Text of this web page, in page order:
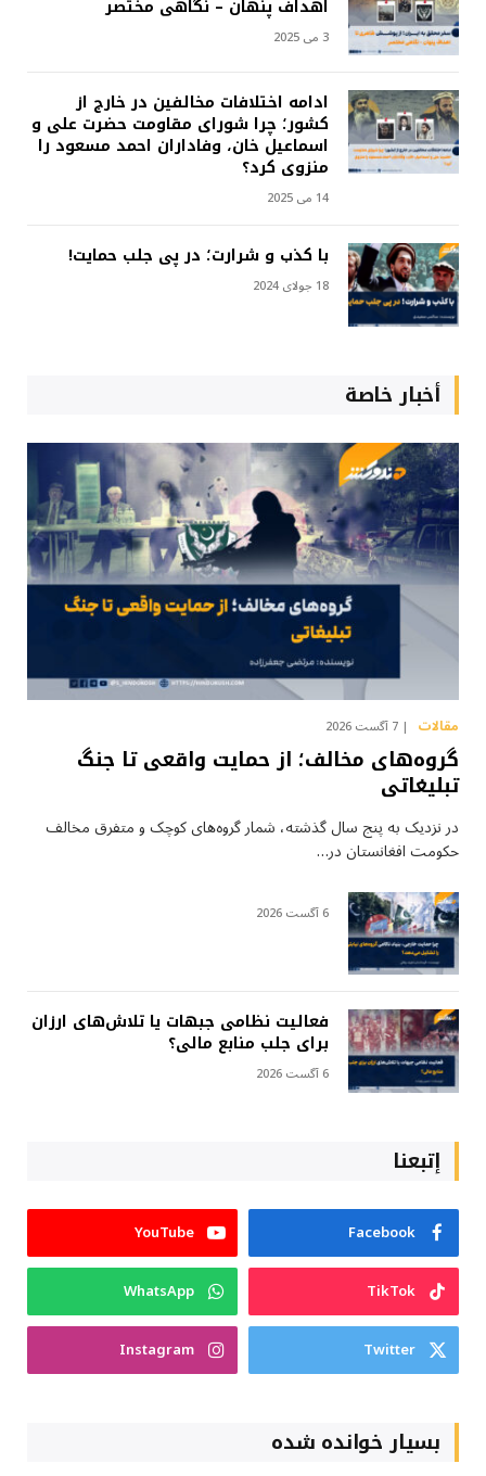
اهداف پنهان – نگاهی مختصر
3 می 2025
ادامه اختلافات مخالفین در خارج از
کشور؛ چرا شورای مقاومت حضرت علی و
اسماعیل خان، وفاداران احمد مسعود را
منزوی کرد؟
14 می 2025
با کذب و شرارت؛ در پی جلب حمایت!
18 جولای 2024
أخبار خاصة
مقالات 7 آگست 2026
گروه‌های مخالف؛ از حمایت واقعی تا جنگ
تبلیغاتی
در نزدیک به پنج سال گذشته، شمار گروه‌های کوچک و متفرق مخالف
حکومت افغانستان در…
6 آگست 2026
فعالیت نظامی جبهات یا تلاش‌های ارزان
برای جلب منابع مالی؟
6 آگست 2026
إتبعنا
Facebook
YouTube
TikTok
WhatsApp
Twitter
Instagram
بسیار خوانده شده